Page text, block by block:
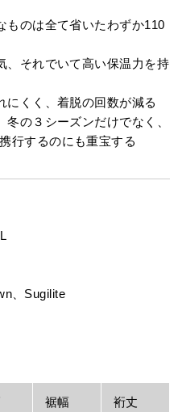
ものは全て省いたわずか110
、それでいて高い保温力を持
にくく、着脱の回数が減る
の３シーズンだけでなく、
行するのにも重宝する
、Sugilite
裾幅 裄丈